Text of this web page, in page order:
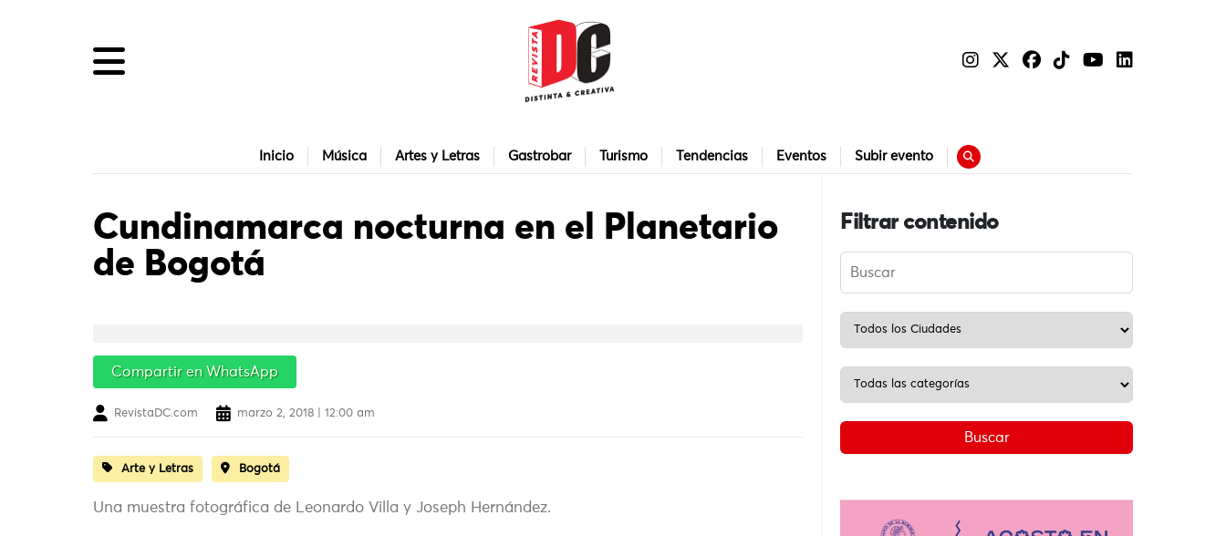
Inicio Música Artes y Letras Gastrobar Turismo Tendencias Eventos Subir evento
Cundinamarca nocturna en el Planetario
de Bogotá
Compartir en WhatsApp
RevistaDC.com marzo 2, 2018 | 12:00 am
Arte y Letras Bogotá
Una muestra fotográfica de Leonardo Villa y Joseph Hernández.
Filtrar contenido